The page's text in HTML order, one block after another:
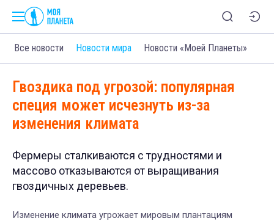
Все новости Новости мира Новости «Моей Планеты»
Гвоздика под угрозой: популярная
специя может исчезнуть из-за
изменения климата
Фермеры сталкиваются с трудностями и
массово отказываются от выращивания
гвоздичных деревьев.
Изменение климата угрожает мировым плантациям